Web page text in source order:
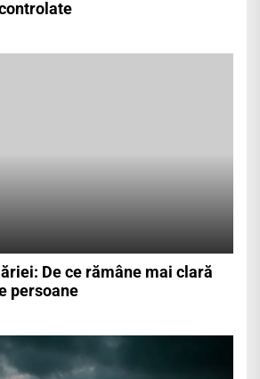
De ce rămâne mai clară
persoane